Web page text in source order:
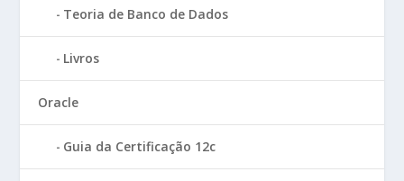
Teoria de Banco de Dados
Livros
Oracle
Guia da Certificação 12c